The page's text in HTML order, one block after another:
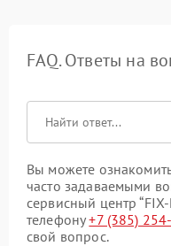
FAQ. Ответы на
Вы можете
часто задаваемыми
сервисный центр
телефону+7 (385)
свой вопрос.